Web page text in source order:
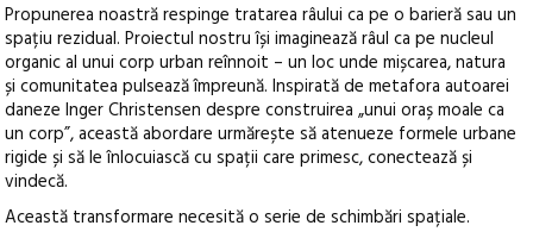
Propunerea noastră respinge tratarea râului ca pe o barieră sau un
spațiu rezidual. Proiectul nostru își imaginează râul ca pe nucleul
organic al unui corp urban reînnoit – un loc unde mișcarea, natura
și comunitatea pulsează împreună. Inspirată de metafora autoarei
daneze Inger Christensen despre construirea „unui oraș moale ca
un corp”, această abordare urmărește să atenueze formele urbane
rigide și să le înlocuiască cu spații care primesc, conectează și
vindecă.
Această transformare necesită o serie de schimbări spațiale.